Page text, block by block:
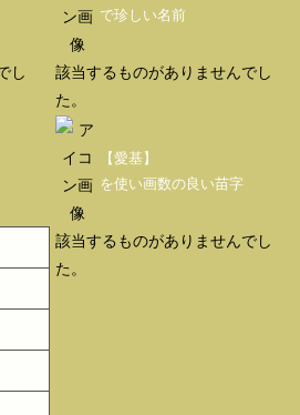
し
で珍しい名前
該当するものがありませんでし
た。
【愛基】
を使い画数の良い苗字
該当するものがありませんでし
た。